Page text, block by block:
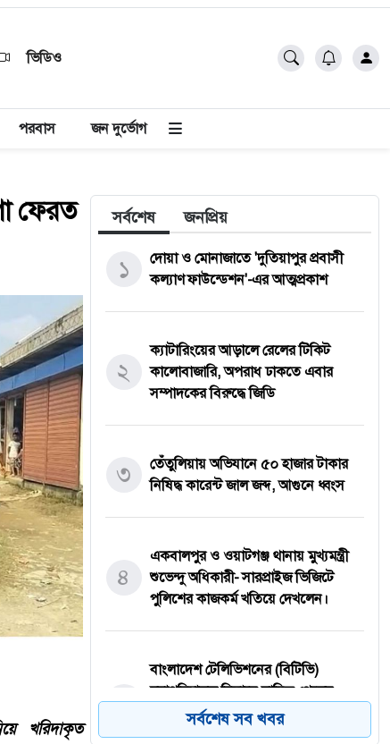
ভিডিও
পরবাস জন দুর্ভোগ
ফেরত
খরিদাকৃত
সর্বশেষ জনপ্রিয়
১
দোয়া ও মোনাজাতে 'দুতিয়াপুর প্রবাসী
কল্যাণ ফাউন্ডেশন'-এর আত্মপ্রকাশ
২
ক্যাটারিংয়ের আড়ালে রেলের টিকিট
কালোবাজারি, অপরাধ ঢাকতে এবার
সম্পাদকের বিরুদ্ধে জিডি
৩
তেঁতুলিয়ায় অভিযানে ৫০ হাজার টাকার
নিষিদ্ধ কারেন্ট জাল জব্দ, আগুনে ধ্বংস
৪
একবালপুর ও ওয়াটগঞ্জ থানায় মুখ্যমন্ত্রী
শুভেন্দু অধিকারী- সারপ্রাইজ ভিজিটে
পুলিশের কাজকর্ম খতিয়ে দেখলেন।
৫
বাংলাদেশ টেলিভিশনের (বিটিভি)
মহাপরিচালক হিসাবে দায়িত্ব পেলেন
সাংবাদিক ও মিডিয়া ব্যক্তিত্ব মিজ কাজী
জেসিন
সর্বশেষ সব খবর